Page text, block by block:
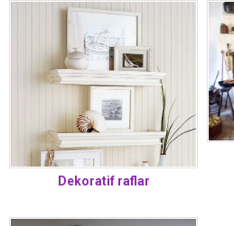
Dekoratif raflar